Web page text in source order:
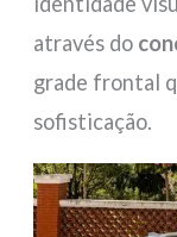
através do
grade frontal
sofisticação.